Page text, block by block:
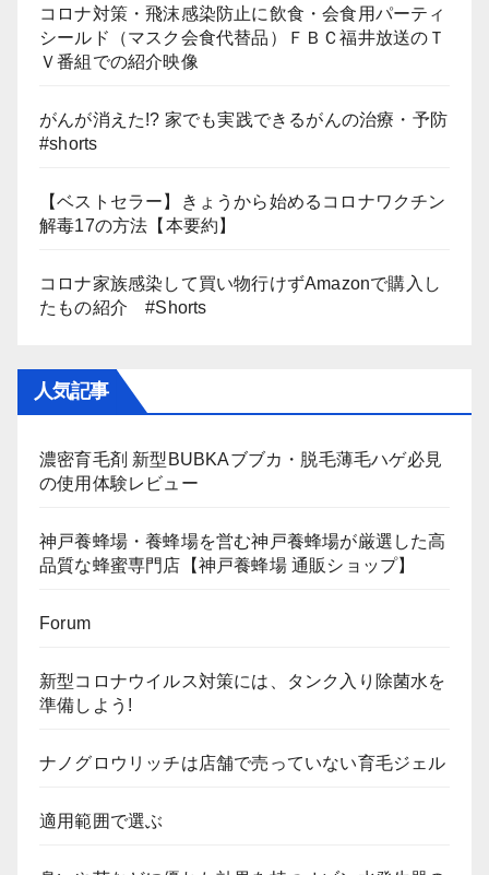
コロナ対策・飛沫感染防止に飲食・会食用パーティ
シールド（マスク会食代替品）ＦＢＣ福井放送のＴ
Ｖ番組での紹介映像
がんが消えた!? 家でも実践できるがんの治療・予防
#shorts
【ベストセラー】きょうから始めるコロナワクチン
解毒17の方法【本要約】
コロナ家族感染して買い物行けずAmazonで購入し
たもの紹介 #Shorts
人気記事
濃密育毛剤 新型BUBKAブブカ・脱毛薄毛ハゲ必見
の使用体験レビュー
神戸養蜂場・養蜂場を営む神戸養蜂場が厳選した高
品質な蜂蜜専門店【神戸養蜂場 通販ショップ】
Forum
新型コロナウイルス対策には、タンク入り除菌水を
準備しよう!
ナノグロウリッチは店舗で売っていない育毛ジェル
適用範囲で選ぶ